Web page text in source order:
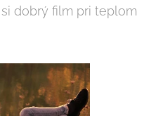
dobrý film pri teplom